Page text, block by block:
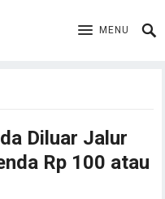
MENU
Diluar Jalur
Rp 100 atau